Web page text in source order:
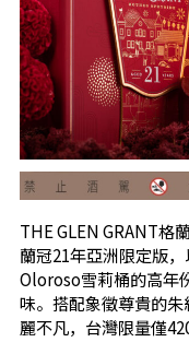
THE GLEN GRANT格
蘭冠21年亞洲限定版
Oloroso雪莉桶的高年
味。搭配象徵尊貴的
麗不凡，台灣限量僅